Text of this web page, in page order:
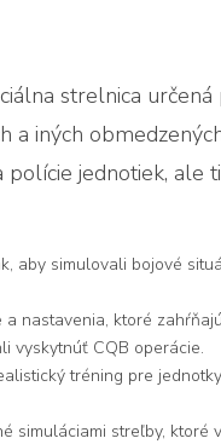
strelnica
iných
jednotiek,
aby simulovali bojové
nastavenia, ktoré
vyskytnúť CQB operácie.
tréning pre
simuláciami streľby,